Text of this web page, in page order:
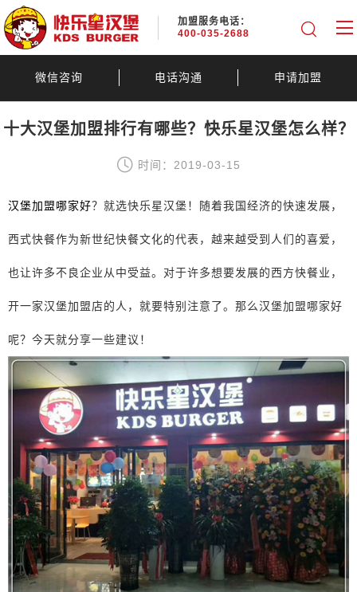
加盟服务电话：
400-035-2688
微信咨询 电话沟通 申请加盟
十大汉堡加盟排行有哪些？快乐星汉堡怎么样？
时间：2019-03-15
汉堡加盟哪家好？就选快乐星汉堡！随着我国经济的快速发展，
西式快餐作为新世纪快餐文化的代表，越来越受到人们的喜爱，
也让许多不良企业从中受益。对于许多想要发展的西方快餐业，
开一家汉堡加盟店的人，就要特别注意了。那么汉堡加盟哪家好
呢？今天就分享一些建议！